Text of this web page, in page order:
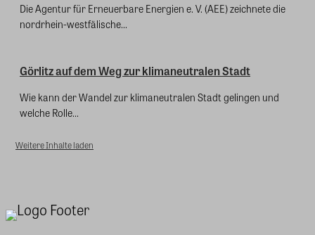
Die Agentur für Erneuerbare Energien e. V. (AEE) zeichnete die
nordrhein-westfälische...
Görlitz auf dem Weg zur klimaneutralen Stadt
Wie kann der Wandel zur klimaneutralen Stadt gelingen und
welche Rolle...
Weitere Inhalte laden